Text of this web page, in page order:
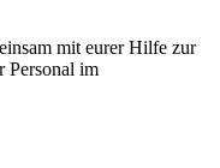
mit eurer Hilfe zur
Personal im